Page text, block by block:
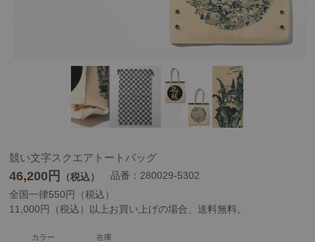
競い文字スクエアトートバッグ
46,200 円 （税込）
品番：280029-5302
全国一律550円（税込）
11,000円（税込）以上お買い上げの場合、送料無料。
カラー 在庫